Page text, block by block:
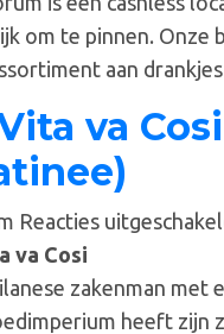
om te pinnen. Onze
aan drankjes
va Cosi
Reacties
va Cosi
zakenman met
heeft zijn